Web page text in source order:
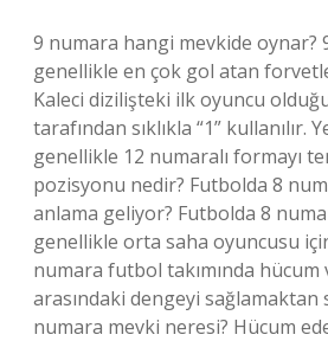
9 numara hangi mevkide oynar?
genellikle en çok gol atan
Kaleci dizilişteki ilk oyuncu
tarafından sıklıkla “1” kullanılır.
genellikle 12 numaralı formayı
pozisyonu nedir? Futbolda 8
anlama geliyor? Futbolda 8
genellikle orta saha oyuncusu
numara futbol takımında hücum
arasındaki dengeyi sağlamaktan
numara mevki neresi? Hücum